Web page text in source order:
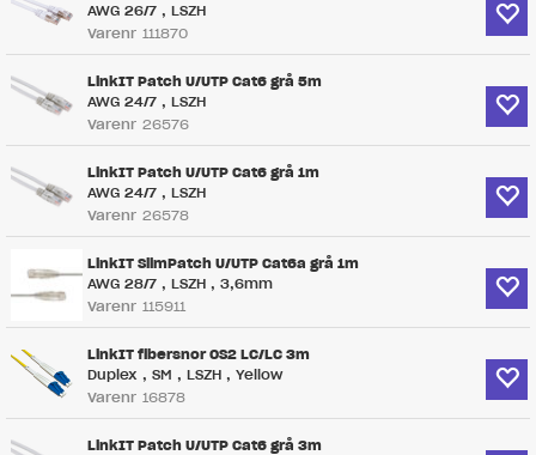
AWG 26/7 , LSZH
Varenr 111870
LinkIT Patch U/UTP Cat6 grå 5m
AWG 24/7 , LSZH
Varenr 26576
LinkIT Patch U/UTP Cat6 grå 1m
AWG 24/7 , LSZH
Varenr 26578
LinkIT SlimPatch U/UTP Cat6a grå 1m
AWG 28/7 , LSZH , 3,6mm
Varenr 115911
LinkIT fibersnor OS2 LC/LC 3m
Duplex , SM , LSZH , Yellow
Varenr 16878
LinkIT Patch U/UTP Cat6 grå 3m